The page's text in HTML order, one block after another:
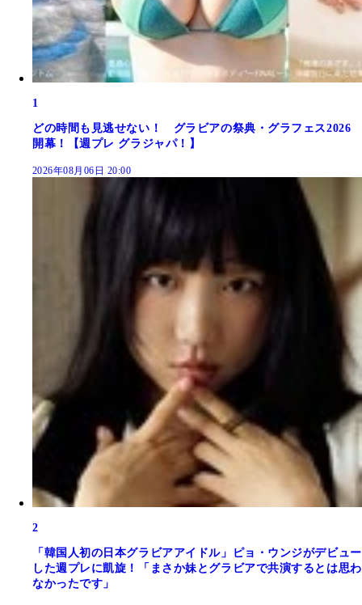
1
どの時間も見逃せない！ グラビアの祭典・グラフェス2026
開幕！【週プレ グラジャパ！】
2026年08月06日 20:00
2
「韓国人初の日本グラビアアイドル」ピョ・ウンジがデビュー
した週プレに凱旋！「まさか妹とグラビアで共演するとは思わ
なかったです」